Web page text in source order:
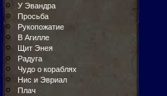
У Эвандра
Просьба
Рукопожатие
В Агилле
Щит Энея
Радуга
Чудо о кораблях
Нис и Эвриал
Плач